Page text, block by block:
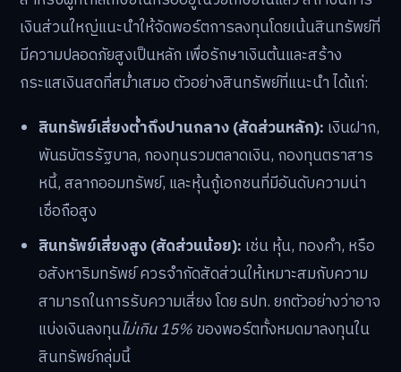
เงินส่วนใหญ่แนะนำให้จัดพอร์ตการลงทุนโดยเน้นสินทรัพย์ที่
มีความปลอดภัยสูงเป็นหลัก เพื่อรักษาเงินต้นและสร้าง
กระแสเงินสดที่สม่ำเสมอ ตัวอย่างสินทรัพย์ที่แนะนำ ได้แก่:
สินทรัพย์เสี่ยงต่ำถึงปานกลาง (สัดส่วนหลัก): เงินฝาก,
พันธบัตรรัฐบาล, กองทุนรวมตลาดเงิน, กองทุนตราสาร
หนี้, สลากออมทรัพย์, และหุ้นกู้เอกชนที่มีอันดับความน่า
เชื่อถือสูง
สินทรัพย์เสี่ยงสูง (สัดส่วนน้อย): เช่น หุ้น, ทองคำ, หรือ
อสังหาริมทรัพย์ ควรจำกัดสัดส่วนให้เหมาะสมกับความ
สามารถในการรับความเสี่ยง โดย ธปท. ยกตัวอย่างว่าอาจ
แบ่งเงินลงทุนไม่เกิน 15%ของพอร์ตทั้งหมดมาลงทุนใน
สินทรัพย์กลุ่มนี้